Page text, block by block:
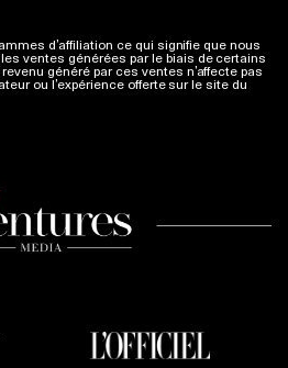
d’affiliation ce qui signifie que nous
ventes générées par le biais de certains
généré par ces ventes n’affecte pas
ou l’expérience offerte sur le site du